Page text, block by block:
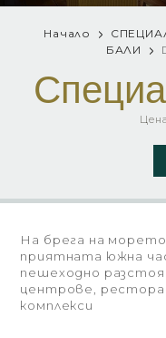
Начало
БАЛИ
На брега на морето
приятната южна
пешеходно
центрове,
комплекси